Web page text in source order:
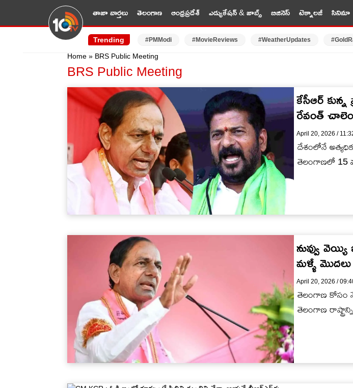
తాజా వార్తలు తెలంగాణ ఆంధ్రప్రదేశ్ ఎడ్యుకేషన్ & జాబ్స్ బిజినెస్ టెక్నాలజీ సినిమా
Trending #PMModi #MovieReviews #WeatherUpdates
Home » BRS Public Meeting
BRS Public Meeting
కేసీఆర్
రేవంత్
April 20, 2026 /
దేశంలోనే
తెలంగాణలో 15
నువ్వు
మళ్ళీ
April 20, 2026 /
తెలంగాణ కోసం
తెలంగాణ